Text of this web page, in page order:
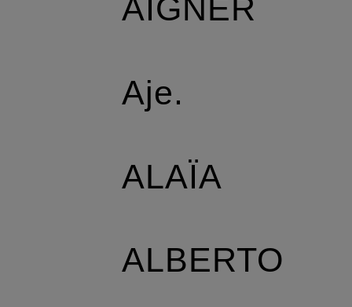
AIGNER
Aje.
ALAÏA
ALBERTO